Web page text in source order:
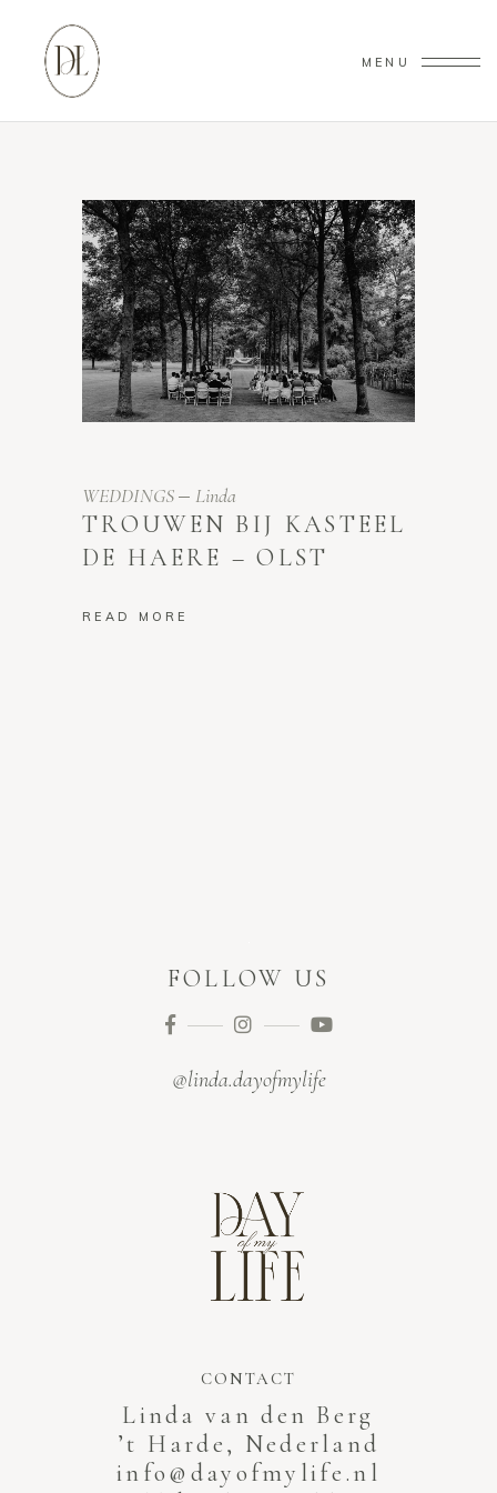
MENU
WEDDINGS Linda
TROUWEN BIJ KASTEEL
DE HAERE – OLST
READ MORE
FOLLOW US
@linda.dayofmylife
CONTACT
Linda van den Berg
’t Harde, Nederland
info@dayofmylife.nl